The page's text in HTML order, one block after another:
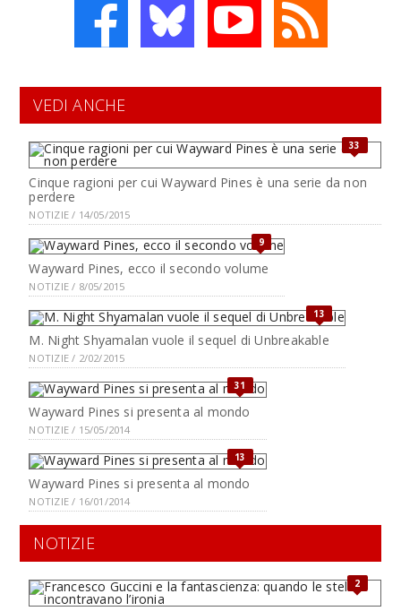
VEDI ANCHE
33
Cinque ragioni per cui Wayward Pines è una serie da non
perdere
NOTIZIE / 14/05/2015
9
Wayward Pines, ecco il secondo volume
NOTIZIE / 8/05/2015
13
M. Night Shyamalan vuole il sequel di Unbreakable
NOTIZIE / 2/02/2015
31
Wayward Pines si presenta al mondo
NOTIZIE / 15/05/2014
13
Wayward Pines si presenta al mondo
NOTIZIE / 16/01/2014
NOTIZIE
2